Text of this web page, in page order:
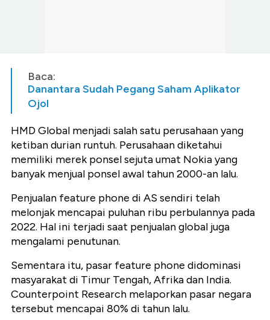
Baca:
Danantara Sudah Pegang Saham Aplikator
Ojol
HMD Global menjadi salah satu perusahaan yang
ketiban durian runtuh. Perusahaan diketahui
memiliki merek ponsel sejuta umat Nokia yang
banyak menjual ponsel awal tahun 2000-an lalu.
Penjualan feature phone di AS sendiri telah
melonjak mencapai puluhan ribu perbulannya pada
2022. Hal ini terjadi saat penjualan global juga
mengalami penutunan.
Sementara itu, pasar feature phone didominasi
masyarakat di Timur Tengah, Afrika dan India.
Counterpoint Research melaporkan pasar negara
tersebut mencapai 80% di tahun lalu.